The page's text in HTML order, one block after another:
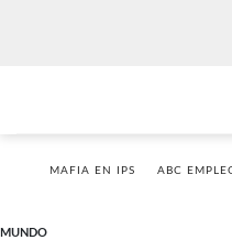
MAFIA EN IPS ABC
MUNDO